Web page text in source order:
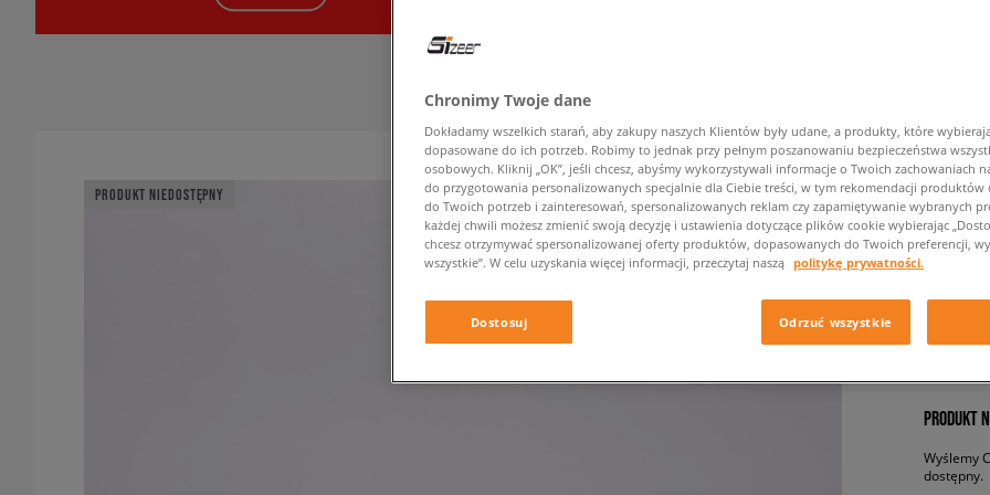
PRODUKT NIEDOSTĘPNY FILA
damskie,
159,99
✛
PRODUKT
Wyślemy
dostępny.
Chronimy Twoje dane
Dokładamy wszelkich starań, aby zakupy naszych Klientów były udane, a produkty, które
dopasowane do ich potrzeb. Robimy to jednak przy pełnym poszanowaniu bezpieczeństwa
osobowych. Kliknij „OK”, jeśli chcesz, abyśmy wykorzystywali informacje o Twoich zachowaniach
do przygotowania personalizowanych specjalnie dla Ciebie treści, w tym rekomendacji produktów
do Twoich potrzeb i zainteresowań, spersonalizowanych reklam czy zapamiętywanie wybranych
każdej chwili możesz zmienić swoją decyzję i ustawienia dotyczące plików cookie wybierając
chcesz otrzymywać spersonalizowanej oferty produktów, dopasowanych do Twoich preferencji,
wszystkie”. W celu uzyskania więcej informacji, przeczytaj naszą politykę prywatności.
Dostosuj Odrzuć wszystkie